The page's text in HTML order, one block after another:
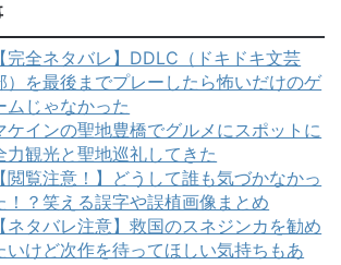
【完全ネタバレ】DDLC（ドキドキ文芸
）を最後までプレーしたら怖いだけのゲ
ムじゃなかった
ケインの聖地豊橋でグルメにスポットに
力観光と聖地巡礼してきた
【閲覧注意！】どうして誰も気づかなかっ
！？笑える誤字や誤植画像まとめ
【ネタバレ注意】救国のスネジンカを勧め
いけど次作を待ってほしい気持ちもあ